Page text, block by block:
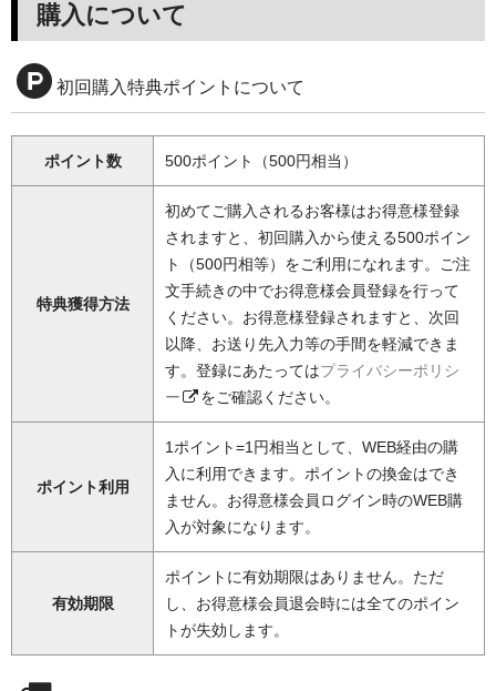
購入について
初回購入特典ポイントについて
ポイント数 500ポイント（500円相当）
特典獲得方法
初めてご購入されるお客様はお得意様登録
されますと、初回購入から使える500ポイン
ト（500円相等）をご利用になれます。ご注
文手続きの中でお得意様会員登録を行って
ください。お得意様登録されますと、次回
以降、お送り先入力等の手間を軽減できま
す。登録にあたってはプライバシーポリシ
ー
をご確認ください。
ポイント利用
1ポイント=1円相当として、WEB経由の購
入に利用できます。ポイントの換金はでき
ません。お得意様会員ログイン時のWEB購
入が対象になります。
有効期限
ポイントに有効期限はありません。ただ
し、お得意様会員退会時には全てのポイン
トが失効します。